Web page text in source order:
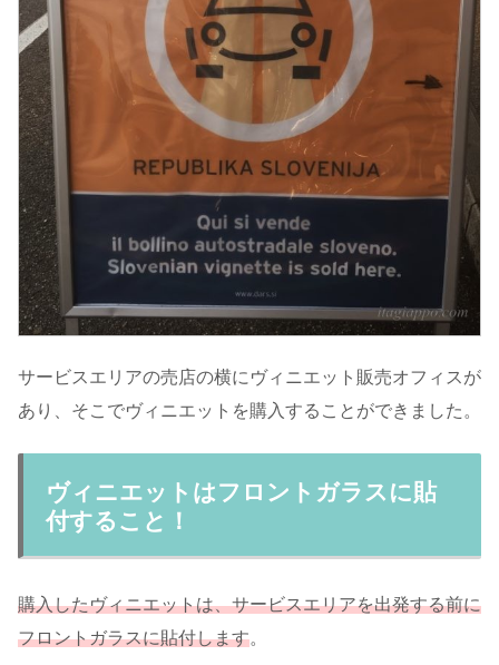
サービスエリアの売店の横にヴィニエット販売オフィスが
あり、そこでヴィニエットを購入することができました。
ヴィニエットはフロントガラスに貼
付すること！
購入したヴィニエットは、サービスエリアを出発する前に
フロントガラスに貼付します。